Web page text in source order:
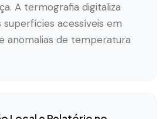
A termografia digitaliza
superfícies acessíveis em
anomalias de temperatura